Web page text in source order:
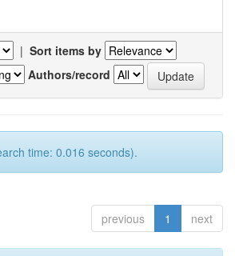
| Sort items by
Authors/record
time: 0.016 seconds).
previous 1 next